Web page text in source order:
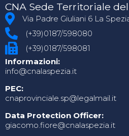
CNA Sede Territoriale
Via Padre Giuliani 6 La
(+39)0187/598080
(+39)0187/598081
Informazioni:
info@cnalaspezia.it
PEC:
cnaprovinciale.sp@legalmail.it
Data Protection Officer:
giacomo.fiore@cnalaspezia.it